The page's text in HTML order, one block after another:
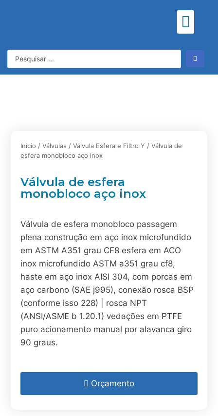
Início / Válvulas / Válvula Esfera e Filtro Y / Válvula de
esfera monobloco aço inox
Válvula de esfera
monobloco aço inox
Válvula de esfera monobloco passagem
plena construção em aço inox microfundido
em ASTM A351 grau CF8 esfera em ACO
inox microfundido ASTM a351 grau cf8,
haste em aço inox AISI 304, com porcas em
aço carbono (SAE j995), conexão rosca BSP
(conforme isso 228) | rosca NPT
(ANSI/ASME b 1.20.1) vedações em PTFE
puro acionamento manual por alavanca giro
90 graus.
Orçamento